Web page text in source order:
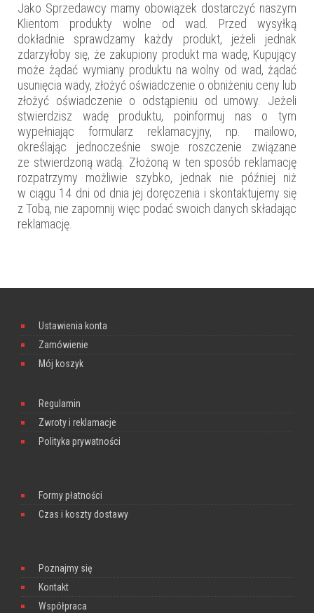
Jako Sprzedawcy mamy obowiązek dostarczyć naszym
Klientom produkty wolne od wad. Przed wysyłką
dokładnie sprawdzamy każdy produkt, jeżeli jednak
zdarzyłoby się, że zakupiony produkt ma wadę, Kupujący
może żądać wymiany produktu na wolny od wad, żądać
usunięcia wady, złożyć oświadczenie o obniżeniu ceny lub
złożyć oświadczenie o odstąpieniu od umowy. Jeżeli
stwierdzisz wadę produktu, poinformuj nas o tym
wypełniając formularz reklamacyjny, np. mailowo,
określając jednocześnie swoje roszczenie związane
ze stwierdzoną wadą. Złożoną w ten sposób reklamację
rozpatrzymy możliwie szybko, jednak nie później niż
w ciągu 14 dni od dnia jej doręczenia i skontaktujemy się
z Tobą, nie zapomnij więc podać swoich danych składając
reklamację.
Ustawienia konta
Zamówienie
Mój koszyk
Regulamin
Zwroty i reklamacje
Polityka prywatności
Formy płatności
Czas i koszty dostawy
Poznajmy się
Kontakt
Współpraca